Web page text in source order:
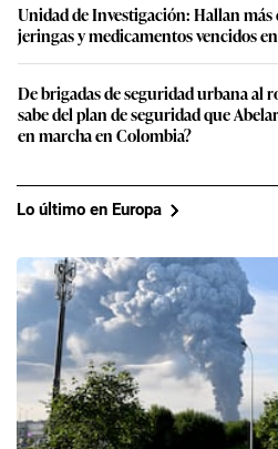
Unidad de Investigación: Hallan más
jeringas y medicamentos vencidos
De brigadas de seguridad urbana al
sabe del plan de seguridad que
en marcha en Colombia?
Lo último en Europa